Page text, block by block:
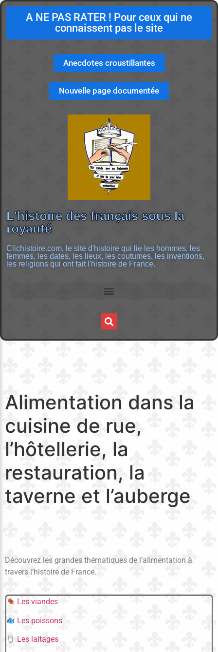
A NE PAS RATER ! Pour ceux qui ne
connaissent pas le site
Anecdotes croustillantes
Nouvelle page documentée
L'histoire des français sous la
royauté
Clichistoire.com, le site d'histoire qui lie les hommes, les
femmes, les dates, les lieux, les coutumes, les inventions,
les religions qui ont fait l'histoire de France.
Alimentation dans la
cuisine de rue,
l’hôtellerie, la
restauration, la
taverne et l’auberge
Découvrez les grandes thématiques de l’alimentation à
travers l’histoire de France.
Les viandes
Les poissons
Les laitages